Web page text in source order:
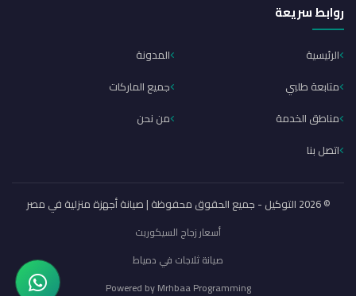
روابط سريعة
الرئيسية
المدونة
متابعة طلبي
جميع الماركات
مناطق الخدمة
من نحن
اتصل بنا
© 2026 التوكيل - جميع الحقوق محفوظة | صيانة أجهزة منزلية في مصر
أسعار زجاج السيكوريت
صيانة ثلاجات في دمياط
Powered byMrhbaa Programming